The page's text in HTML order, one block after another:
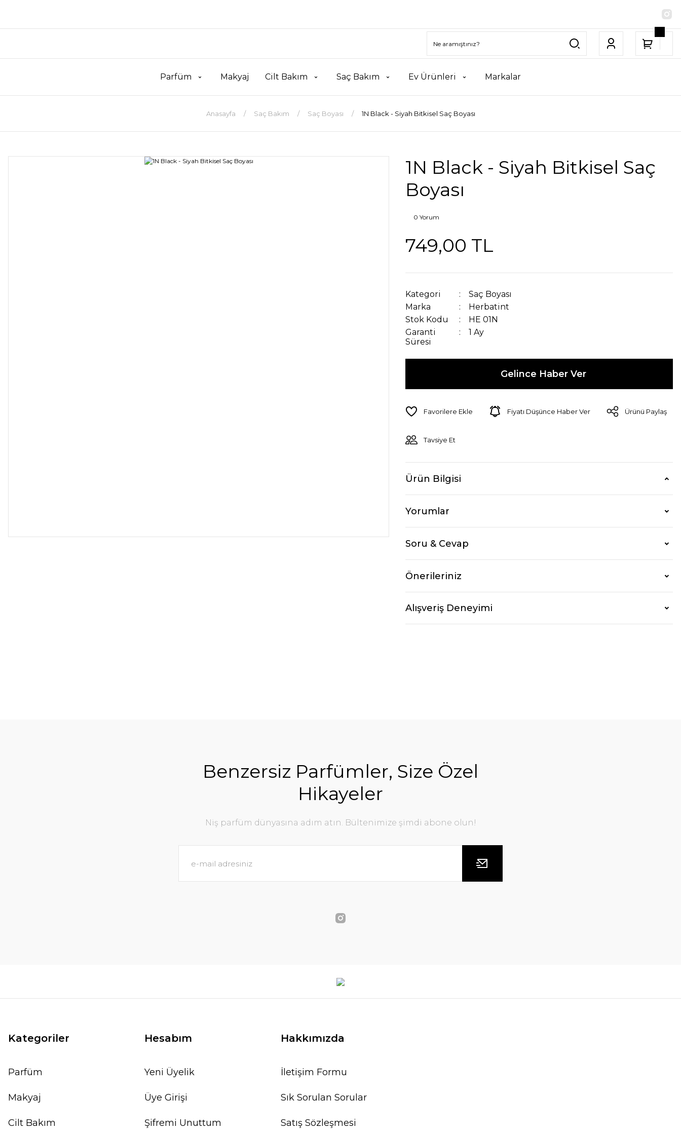
Parfüm Makyaj Cilt Bakım Saç Bakım Ev Ürünleri Markalar
Anasayfa Saç Bakım Saç Boyası 1N Black - Siyah Bitkisel Saç Boyası
1N Black - Siyah Bitkisel Saç
Boyası
0 Yorum
749,00 TL
Kategori
Saç Boyası
Marka
Herbatint
Stok Kodu
HE 01N
Garanti
Süresi
1 Ay
Gelince Haber Ver
Fiyatı Düşünce Haber Ver Ürünü Paylaş
Tavsiye Et
Ürün Bilgisi
Yorumlar
Soru & Cevap
Önerileriniz
Alışveriş Deneyimi
Benzersiz Parfümler, Size Özel
Hikayeler
Niş parfüm dünyasına adım atın. Bültenimize şimdi abone olun!
Kategoriler
Parfüm
Makyaj
Cilt Bakım
Hesabım
Yeni Üyelik
Üye Girişi
Şifremi Unuttum
Hakkımızda
İletişim Formu
Sık Sorulan Sorular
Satış Sözleşmesi